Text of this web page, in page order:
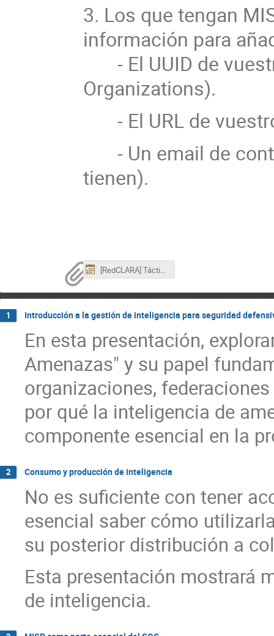
3. Los que tengan
información para
- El UUID de
Organizations).
- El URL de
- Un email de
tienen).
[RedCLARA] Tácticas Avanzadas con MISP_ Estrategias de Ciberseguridad en seduLACSeg.ics
1 Introducción a la gestión de inteligencia para seguridad
En esta presentación,
Amenazas" y su papel
organizaciones,
por qué la inteligencia de
componente esencial en la
2 Consumo y producción de inteligencia
No es suficiente con tener
esencial saber cómo
su posterior distribución a
Esta presentación mostrará
de inteligencia.